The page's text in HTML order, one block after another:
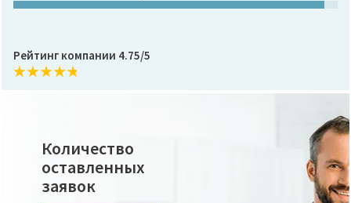
Рейтинг компании 4.75/5
Количество
оставленных
заявок